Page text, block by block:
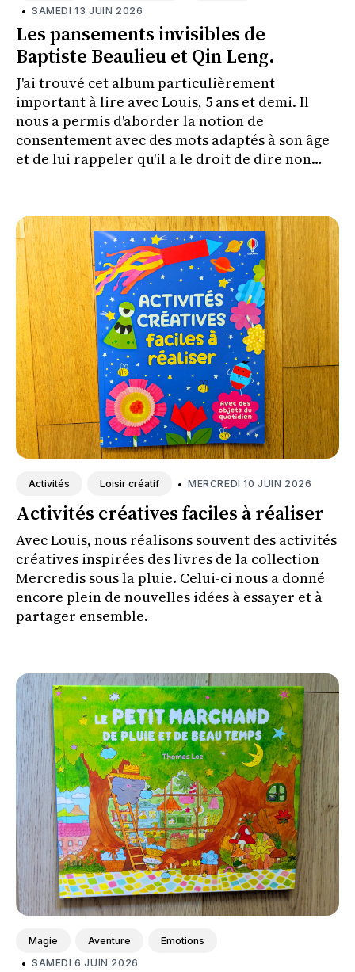
• SAMEDI 13 JUIN 2026
Les pansements invisibles de
Baptiste Beaulieu et Qin Leng.
J'ai trouvé cet album particulièrement
important à lire avec Louis, 5 ans et demi. Il
nous a permis d'aborder la notion de
consentement avec des mots adaptés à son âge
et de lui rappeler qu'il a le droit de dire non
Activités Loisir créatif • MERCREDI 10 JUIN 2026
Activités créatives faciles à réaliser
Avec Louis, nous réalisons souvent des activités
créatives inspirées des livres de la collection
Mercredis sous la pluie. Celui-ci nous a donné
encore plein de nouvelles idées à essayer et à
partager ensemble.
Magie Aventure Emotions
• SAMEDI 6 JUIN 2026